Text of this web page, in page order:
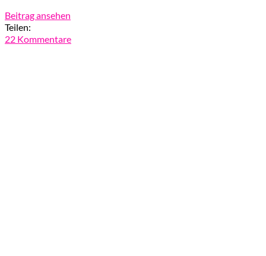
Beitrag ansehen
Teilen:
22 Kommentare